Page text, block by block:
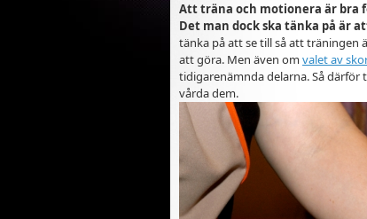
Att träna och motionera är bra
Det man dock ska tänka på är
tänka på att se till så att träningen
att göra. Men även om valet av
tidigarenämnda delarna. Så
vårda dem.